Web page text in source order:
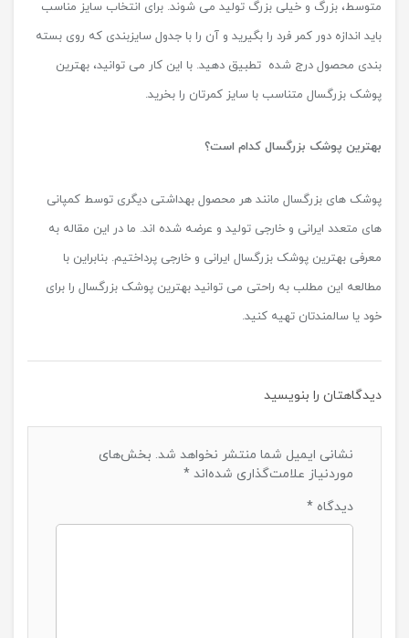
متوسط، بزرگ و خیلی بزرگ تولید می شوند. برای انتخاب سایز مناسب
باید اندازه دور کمر فرد را بگیرید و آن را با جدول سایزبندی که روی بسته
بندی محصول درج شده تطبیق دهید. با این کار می توانید، بهترین
پوشک بزرگسال متناسب با سایز کمرتان را بخرید.
بهترین پوشک بزرگسال کدام است؟
پوشک های بزرگسال مانند هر محصول بهداشتی دیگری توسط کمپانی
های متعدد ایرانی و خارجی تولید و عرضه شده اند. ما در این مقاله به
معرفی بهترین پوشک بزرگسال ایرانی و خارجی پرداختیم. بنابراین با
مطالعه این مطلب به راحتی می توانید بهترین پوشک بزرگسال را برای
خود یا سالمندتان تهیه کنید.
دیدگاهتان را بنویسید
نشانی ایمیل شما منتشر نخواهد شد. بخش‌های
موردنیاز علامت‌گذاری شده‌اند *
دیدگاه *